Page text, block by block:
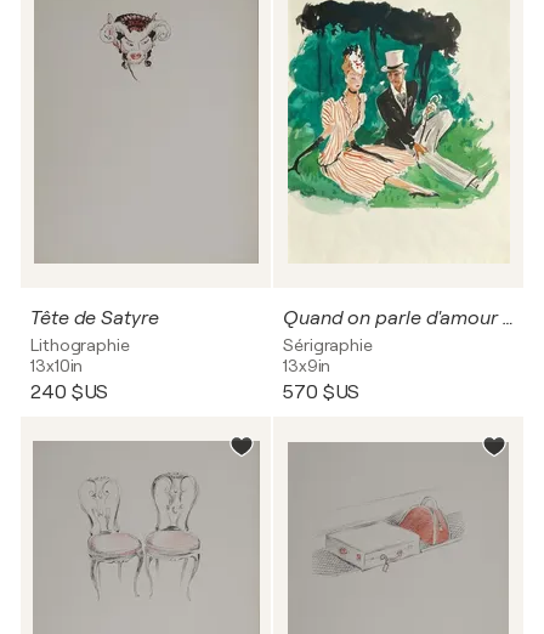
Tête de Satyre
Lithographie
13x10in
240 $US
Quand on parle d'amour IX
Sérigraphie
13x9in
570 $US